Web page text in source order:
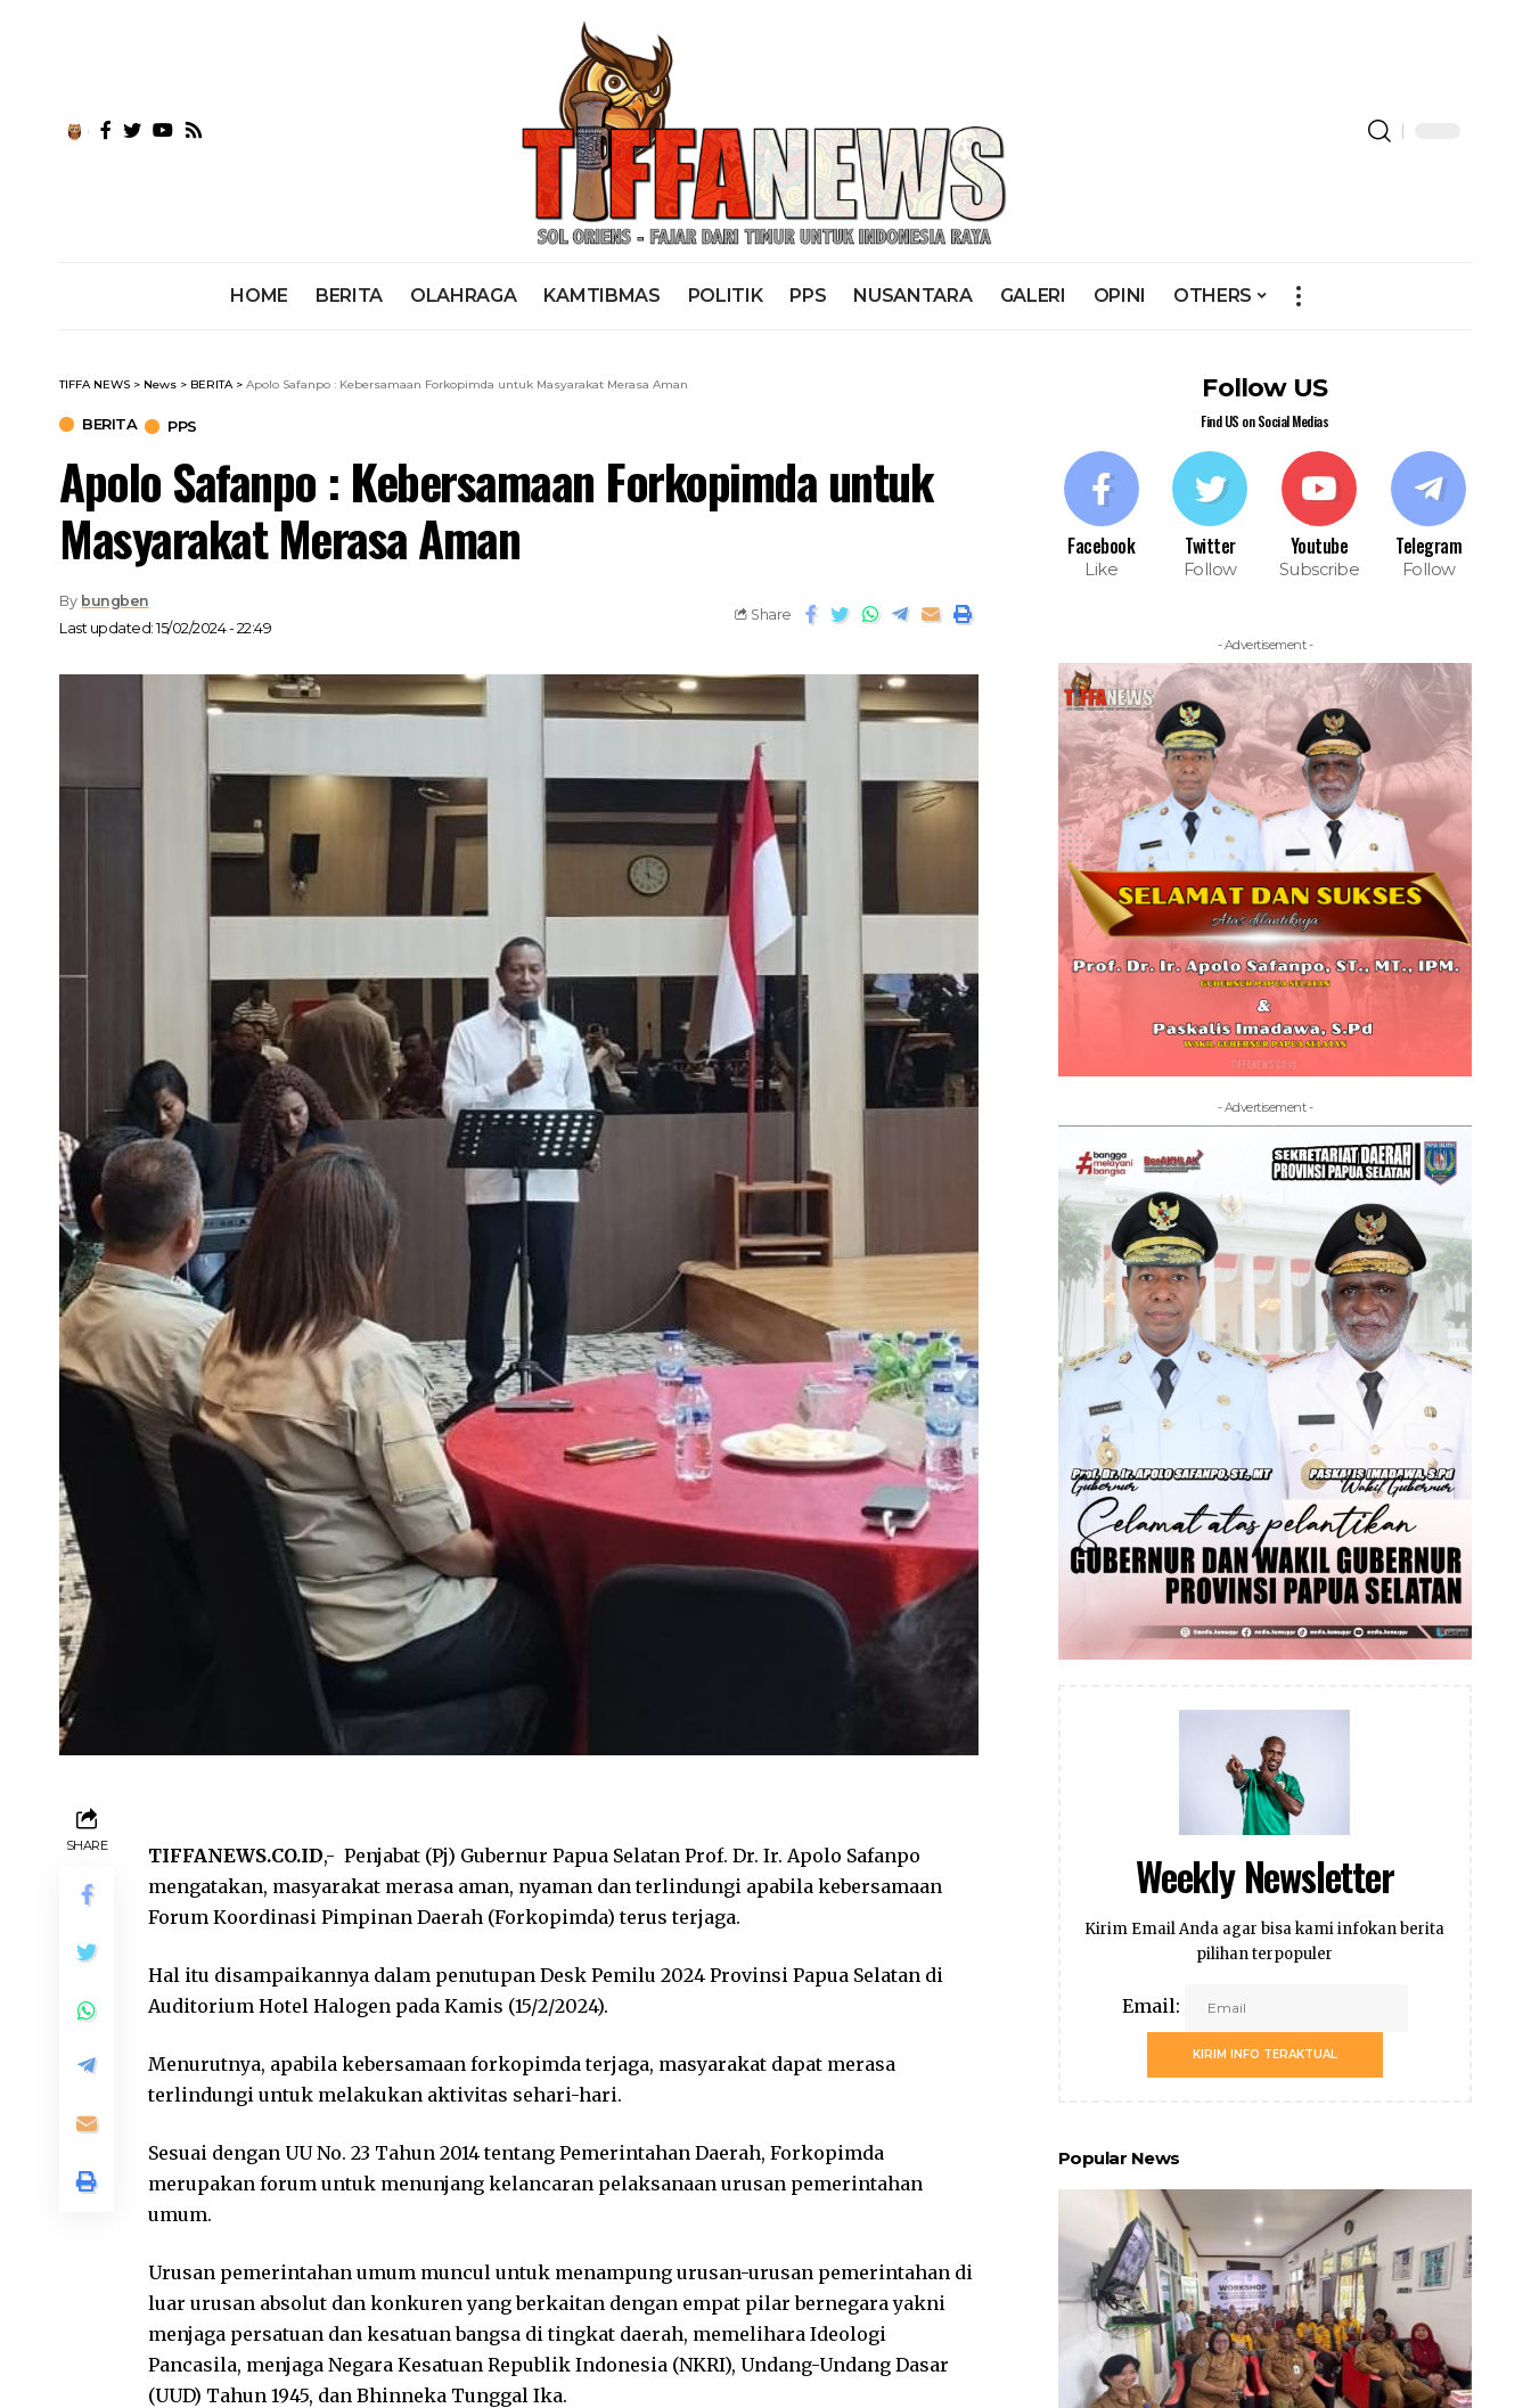
HOME BERITA OLAHRAGA KAMTIBMAS POLITIK PPS NUSANTARA GALERI OPINI OTHERS
TIFFA NEWS > News > BERITA> Apolo Safanpo : Kebersamaan Forkopimda untuk Masyarakat Merasa Aman
BERITA PPS
Apolo Safanpo : Kebersamaan Forkopimda untuk
Masyarakat Merasa Aman
Last updated: 15/02/2024 - 22:49
By bungben
Share
SHARE TIFFANEWS.CO.ID,- Penjabat (Pj) Gubernur Papua Selatan Prof. Dr. Ir. Apolo Safanpo
mengatakan, masyarakat merasa aman, nyaman dan terlindungi apabila kebersamaan
Forum Koordinasi Pimpinan Daerah (Forkopimda) terus terjaga.
Hal itu disampaikannya dalam penutupan Desk Pemilu 2024 Provinsi Papua Selatan di
Auditorium Hotel Halogen pada Kamis (15/2/2024).
Menurutnya, apabila kebersamaan forkopimda terjaga, masyarakat dapat merasa
terlindungi untuk melakukan aktivitas sehari-hari.
Sesuai dengan UU No. 23 Tahun 2014 tentang Pemerintahan Daerah, Forkopimda
merupakan forum untuk menunjang kelancaran pelaksanaan urusan pemerintahan
umum.
Urusan pemerintahan umum muncul untuk menampung urusan-urusan pemerintahan di
luar urusan absolut dan konkuren yang berkaitan dengan empat pilar bernegara yakni
menjaga persatuan dan kesatuan bangsa di tingkat daerah, memelihara Ideologi
Pancasila, menjaga Negara Kesatuan Republik Indonesia (NKRI), Undang-Undang Dasar
(UUD) Tahun 1945, dan Bhinneka Tunggal Ika.
Follow US
Find US on Social Medias
Facebook
Like
Twitter
Follow
Youtube
Subscribe
Telegram
Follow
- Advertisement -
- Advertisement -
Weekly Newsletter
Kirim Email Anda agar bisa kami infokan berita
pilihan terpopuler
Email:
KIRIM INFO TERAKTUAL
Popular News